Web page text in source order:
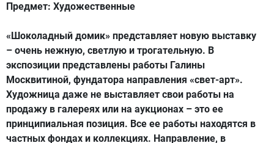
Предмет: Художественные
«Шоколадный домик» представляет новую выставку
– очень нежную, светлую и трогательную. В
экспозиции представлены работы Галины
Москвитиной, фундатора направления «свет-арт».
Художница даже не выставляет свои работы на
продажу в галереях или на аукционах – это ее
принципиальная позиция. Все ее работы находятся в
частных фондах и коллекциях. Направление, в